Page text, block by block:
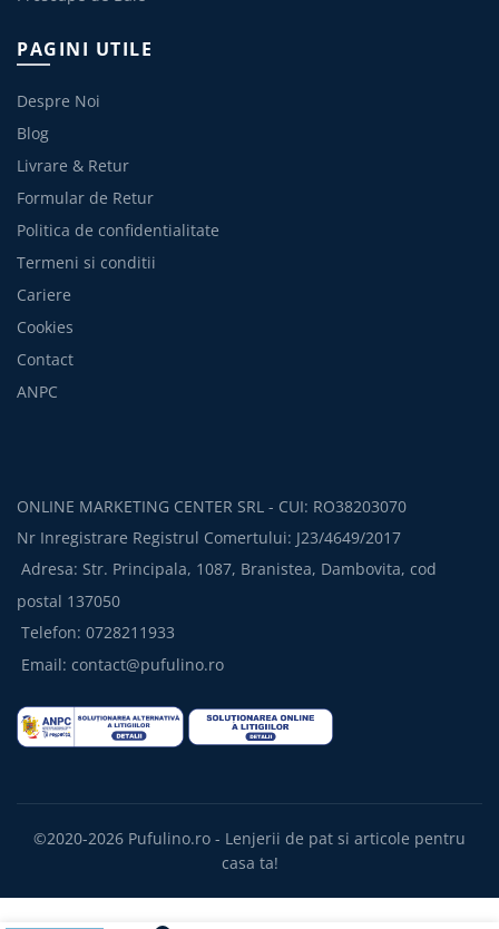
PAGINI UTILE
Despre Noi
Blog
Livrare & Retur
Formular de Retur
Politica de confidentialitate
Termeni si conditii
Cariere
Cookies
Contact
ANPC
ONLINE MARKETING CENTER SRL - CUI: RO38203070
Nr Inregistrare Registrul Comertului: J23/4649/2017
Adresa: Str. Principala, 1087, Branistea, Dambovita, cod
postal 137050
Telefon: 0728211933
Email: contact@pufulino.ro
©2020-2026 Pufulino.ro - Lenjerii de pat si articole pentru
casa ta!